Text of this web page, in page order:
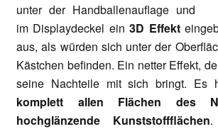
unter der Handballenauflage und
im Displaydeckel ein3D Effekt
aus, als würden sich unter der
Kästchen befinden. Ein netter Effekt,
seine Nachteile mit sich bringt. Es
komplett allen Flächen des
hochglänzende Kunststoffflächen.